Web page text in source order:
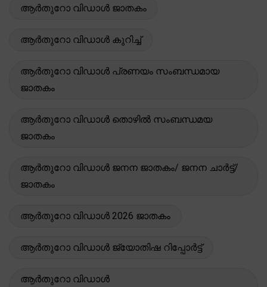
ആർതുറോ വിഡാൾ ജാതകം
ആർതുറോ വിഡാൾ കുറിച്ച്
ആർതുറോ വിഡാൾ പ്രണയം സംബന്ധമായ
ജാതകം
ആർതുറോ വിഡാൾ തൊഴിൽ സംബന്ധമയ
ജാതകം
ആർതുറോ വിഡാൾ ജനന ജാതകം/ ജനന ചാർട്ട്/
ജാതകം
ആർതുറോ വിഡാൾ 2026 ജാതകം
ആർതുറോ വിഡാൾ ജ്യോതിഷ റിപ്പോർട്ട്
ആർതുറോ വിഡാൾ